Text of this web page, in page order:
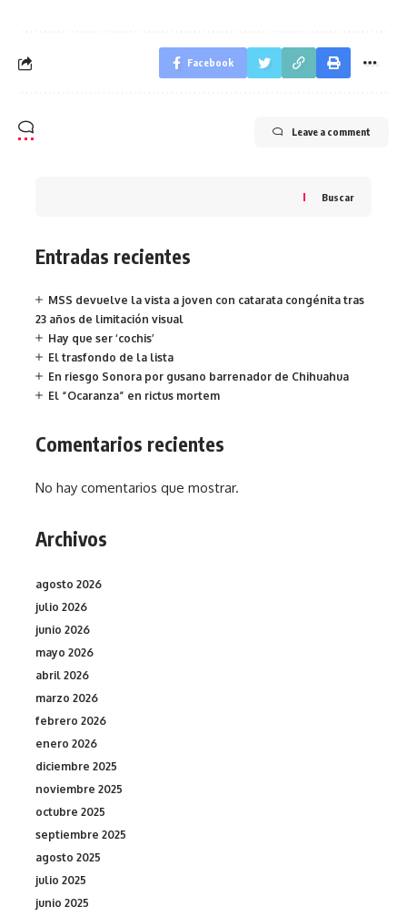
Facebook
Leave a comment
Buscar
Entradas recientes
MSS devuelve la vista a joven con catarata congénita tras
23 años de limitación visual
Hay que ser ‘cochis’
El trasfondo de la lista
En riesgo Sonora por gusano barrenador de Chihuahua
El “Ocaranza” en rictus mortem
Comentarios recientes
No hay comentarios que mostrar.
Archivos
agosto 2026
julio 2026
junio 2026
mayo 2026
abril 2026
marzo 2026
febrero 2026
enero 2026
diciembre 2025
noviembre 2025
octubre 2025
septiembre 2025
agosto 2025
julio 2025
junio 2025